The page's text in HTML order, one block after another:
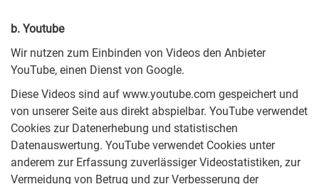
b. Youtube
Wir nutzen zum Einbinden von Videos den Anbieter
YouTube, einen Dienst von Google.
Diese Videos sind auf www.youtube.com gespeichert und
von unserer Seite aus direkt abspielbar. YouTube verwendet
Cookies zur Datenerhebung und statistischen
Datenauswertung. YouTube verwendet Cookies unter
anderem zur Erfassung zuverlässiger Videostatistiken, zur
Vermeidung von Betrug und zur Verbesserung der